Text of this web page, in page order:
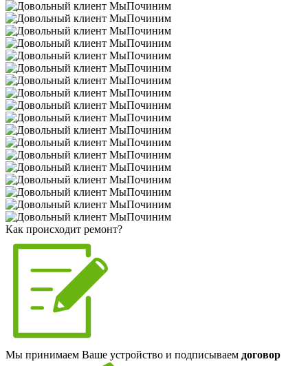
Как происходит ремонт?
Мы принимаем Ваше устройство и подписываем договор